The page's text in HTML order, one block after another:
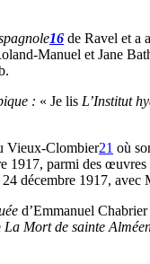
16 de Ravel et a
Manuel et Jane
: « Je lis L’Institut
Vieux-Clombier21 où
1917, parmi des
décembre 1917, avec
d’Emmanuel Chabrier
La Mort de sainte